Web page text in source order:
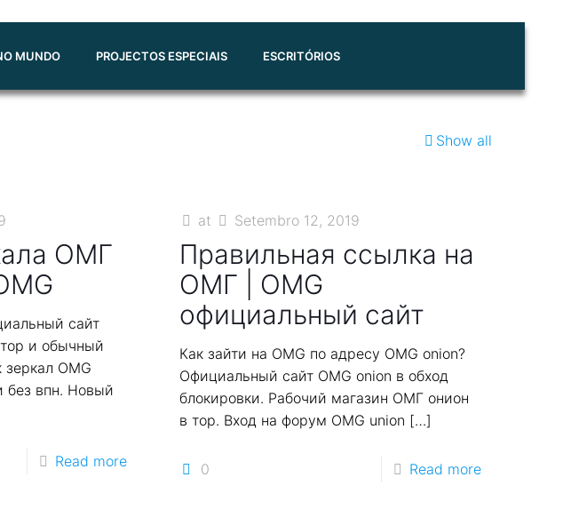
MUNDO PROJECTOS ESPECIAIS ESCRITÓRIOS
Show all
ОМГ
сайт
и обычный
OMG
без впн. Новый
Read more
at Setembro 12, 2019
Правильная ссылка на
ОМГ | OMG
официальный сайт
Как зайти на OMG по адресу OMG onion?
Официальный сайт OMG onion в обход
блокировки. Рабочий магазин ОМГ онион
в тор. Вход на форум OMG union […]
0 Read more